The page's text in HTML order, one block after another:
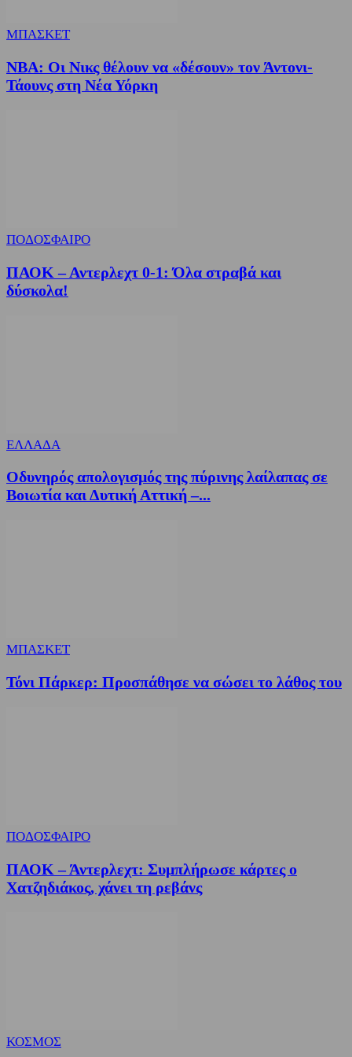
ΜΠΑΣΚΕΤ
NBA: Οι Νικς θέλουν να «δέσουν» τον Άντονι-
Τάουνς στη Νέα Υόρκη
ΠΟΔΟΣΦΑΙΡΟ
ΠΑΟΚ – Αντερλεχτ 0-1: Όλα στραβά και
δύσκολα!
ΕΛΛΑΔΑ
Οδυνηρός απολογισμός της πύρινης λαίλαπας σε
Βοιωτία και Δυτική Αττική –...
ΜΠΑΣΚΕΤ
Τόνι Πάρκερ: Προσπάθησε να σώσει το λάθος του
ΠΟΔΟΣΦΑΙΡΟ
ΠΑΟΚ – Άντερλεχτ: Συμπλήρωσε κάρτες ο
Χατζηδιάκος, χάνει τη ρεβάνς
ΚΟΣΜΟΣ